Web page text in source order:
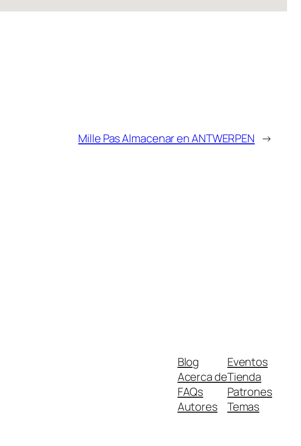
Mille PasAlmacenar en ANTWERPEN →
Blog
Acerca de
FAQs
Autores
Eventos
Tienda
Patrones
Temas